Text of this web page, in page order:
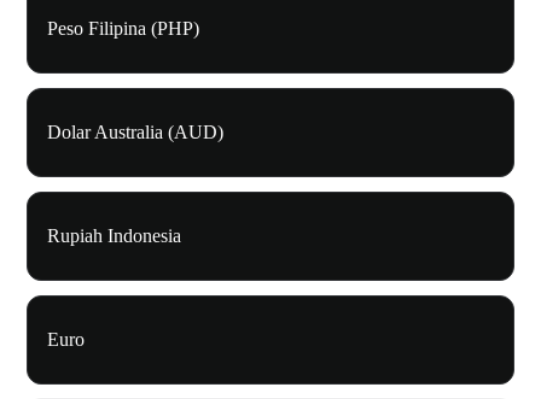
Peso Filipina (PHP)
Dolar Australia (AUD)
Rupiah Indonesia
Euro